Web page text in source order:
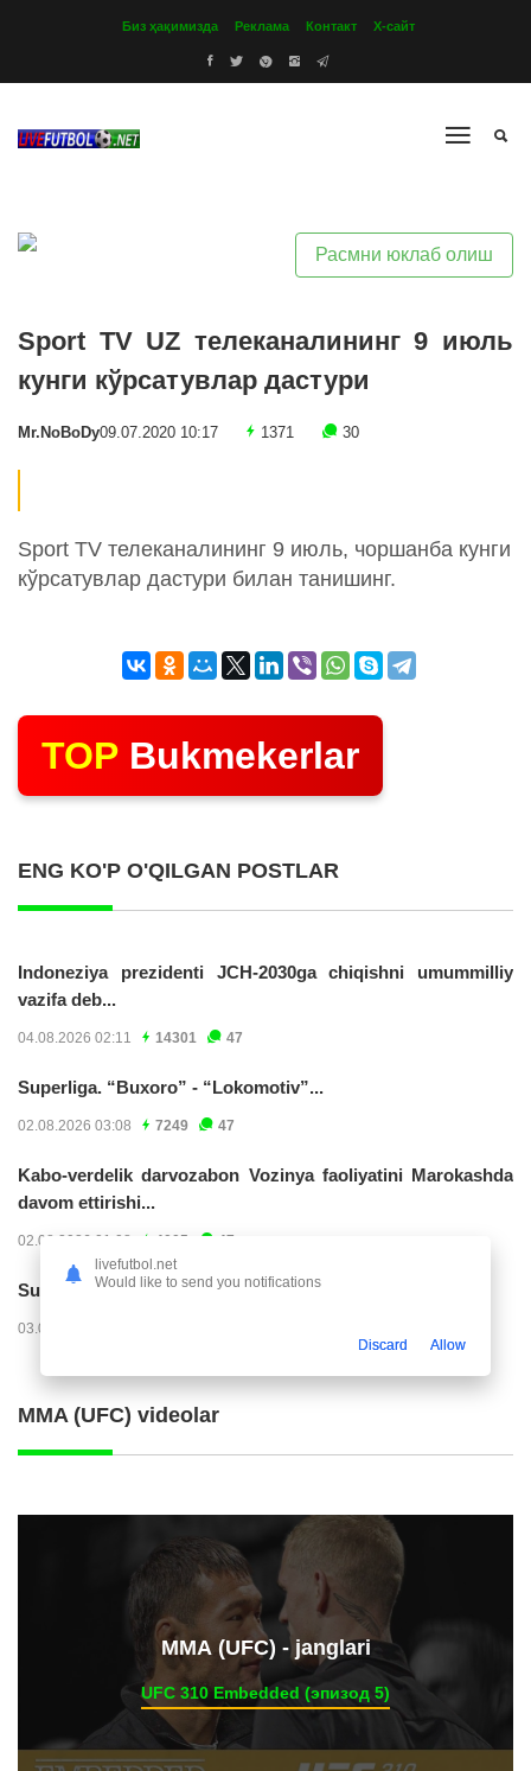
Биз ҳақимизда Реклама Контакт Х-сайт
Расмни юклаб олиш
Sport TV UZ телеканалининг 9 июль
кунги кўрсатувлар дастури
Mr.NoBoDy09.07.2020 10:17 1371 30
Sport TV телеканалининг 9 июль, чоршанба кунги
кўрсатувлар дастури билан танишинг.
TOP Bukmekerlar
ENG KO'P O'QILGAN POSTLAR
Indoneziya prezidenti JCH-2030ga chiqishni umummilliy
vazifa deb...
04.08.2026 02:11 14301 47
Superliga. “Buxoro” - “Lokomotiv”...
02.08.2026 03:08 7249 47
Kabo-verdelik darvozabon Vozinya faoliyatini Marokashda
davom ettirishi...
02.08.2026 01:08 4005 47
Superliga. "Dinamo" – "Neftchi" (matnli...
03.08.2026 20:32
MMA (UFC) videolar
ММА (UFC) - janglari
UFC 310 Embedded (эпизод 5)
livefutbol.net
Would like to send you notifications
Discard Allow